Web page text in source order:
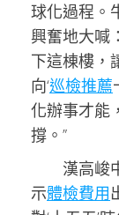
球化過程。
興奮地大喊
下這棟樓，
向‘巡檢推薦
化辦事才能
撐。”
漢高峻
示體檢費用